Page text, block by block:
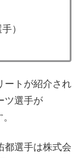
）
ートが紹介され
ツ選手が
都選手は株式会